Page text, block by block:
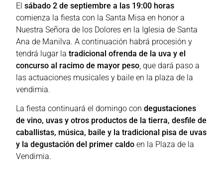
Elsábado 2 de septiembre a las 19:00 horas
comienza la fiesta con la Santa Misa en honor a
Nuestra Señora de los Dolores en la Iglesia de Santa
Ana de Manilva. A continuación habrá procesión y
tendrá lugar latradicional ofrenda de la uva y el
concurso al racimo de mayor peso, que dará paso a
las actuaciones musicales y baile en la plaza de la
vendimia.
La fiesta continuará el domingo condegustaciones
de vino, uvas y otros productos de la tierra, desfile de
caballistas, música, baile y la tradicional pisa de uvas
y la degustación del primer caldo en la Plaza de la
Vendimia.